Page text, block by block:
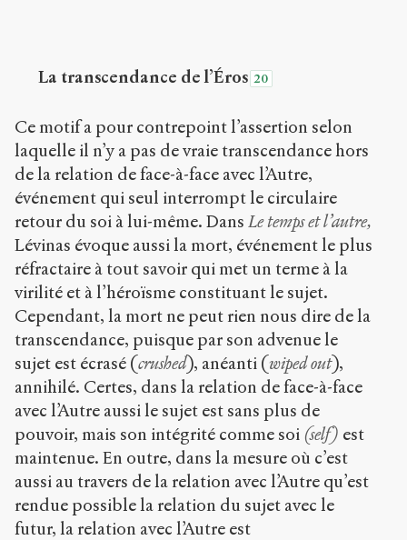
La transcendance de l’Éros 20
Ce motif a pour contrepoint l’assertion selon
laquelle il n’y a pas de vraie transcendance hors
de la relation de face-à-face avec l’Autre,
événement qui seul interrompt le circulaire
retour du soi à lui-même. Dans Le temps et l’autre,
Lévinas évoque aussi la mort, événement le plus
réfractaire à tout savoir qui met un terme à la
virilité et à l’héroïsme constituant le sujet.
Cependant, la mort ne peut rien nous dire de la
transcendance, puisque par son advenue le
sujet est écrasé (crushed), anéanti (wiped out),
annihilé. Certes, dans la relation de face-à-face
avec l’Autre aussi le sujet est sans plus de
pouvoir, mais son intégrité comme soi (self) est
maintenue. En outre, dans la mesure où c’est
aussi au travers de la relation avec l’Autre qu’est
rendue possible la relation du sujet avec le
futur, la relation avec l’Autre est